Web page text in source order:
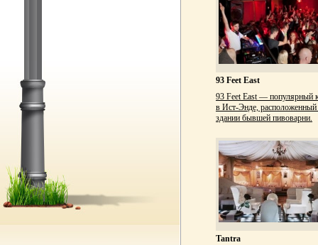
93 Feet East
93 Feet East — популярный
в Ист-Энде, расположенный
здании бывшей пивоварни.
Tantra